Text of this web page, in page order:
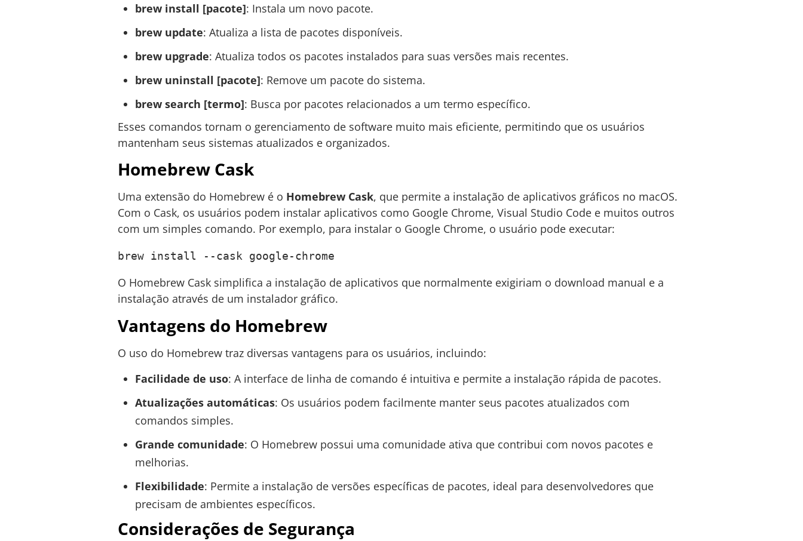
brew install [pacote]: Instala um novo pacote.
brew update: Atualiza a lista de pacotes disponíveis.
brew upgrade: Atualiza todos os pacotes instalados para suas versões mais recentes.
brew uninstall [pacote]: Remove um pacote do sistema.
brew search [termo]: Busca por pacotes relacionados a um termo específico.
Esses comandos tornam o gerenciamento de software muito mais eficiente, permitindo que os usuários
mantenham seus sistemas atualizados e organizados.
Homebrew Cask
Uma extensão do Homebrew é o Homebrew Cask, que permite a instalação de aplicativos gráficos no macOS.
Com o Cask, os usuários podem instalar aplicativos como Google Chrome, Visual Studio Code e muitos outros
com um simples comando. Por exemplo, para instalar o Google Chrome, o usuário pode executar:
brew install --cask google-chrome
O Homebrew Cask simplifica a instalação de aplicativos que normalmente exigiriam o download manual e a
instalação através de um instalador gráfico.
Vantagens do Homebrew
O uso do Homebrew traz diversas vantagens para os usuários, incluindo:
Facilidade de uso: A interface de linha de comando é intuitiva e permite a instalação rápida de pacotes.
Atualizações automáticas: Os usuários podem facilmente manter seus pacotes atualizados com
comandos simples.
Grande comunidade: O Homebrew possui uma comunidade ativa que contribui com novos pacotes e
melhorias.
Flexibilidade: Permite a instalação de versões específicas de pacotes, ideal para desenvolvedores que
precisam de ambientes específicos.
Considerações de Segurança